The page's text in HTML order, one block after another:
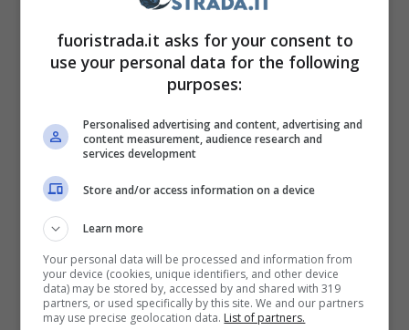
Con il Blaster, l’auto era al sicuro…il ladro no (Youtube) –
Considerato l’antifurto più spietato e folle
Blaster
paese africano in centinaia di esemplari: si
trattava di un lanciafiamme a combustibile
liquido montato nella carrozzeria dell’auto
capace di sparare una fiammata fino a cinque
metri di distanza addosso ad un eventuale
fuoristrada.it asks for your consent to
use your personal data for the following
purposes:
Personalised advertising and content, advertising and
content measurement, audience research and
services development
Store and/or access information on a device
Learn more
Your personal data will be processed and information from
your device (cookies, unique identifiers, and other device
data) may be stored by, accessed by and shared with 319
partners, or used specifically by this site. We and our partners
may use precise geolocation data. List of partners.